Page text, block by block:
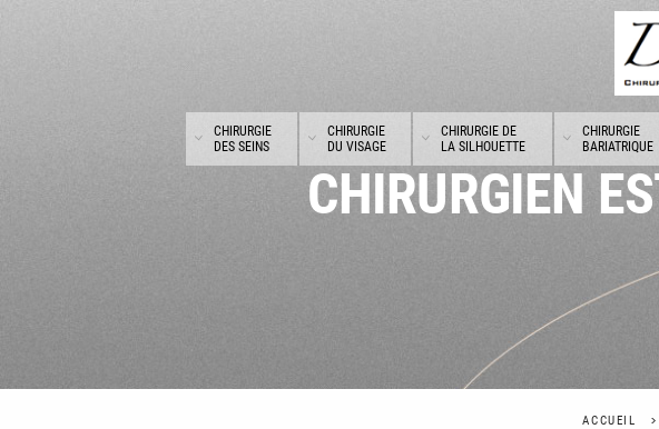
CHIRURGIE
DES SEINS
CHIRURGIE
DU VISAGE
CHIRURGIE DE
LA SILHOUETTE
CHIRURGIE
BARIATRIQUE
CHIRURGIEN
ACCUEIL